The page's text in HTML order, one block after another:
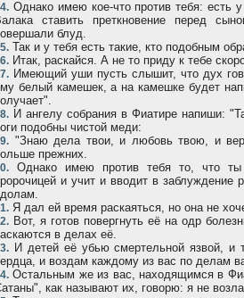
Однако имею кое-что против тебя: есть
ставить преткновение перед
блуд.
Так и у тебя есть такие, кто подобным
Итак, раскайся. А не то приду к тебе
Имеющий уши пусть слышит, что дух
белый камешек, а на камешке будет
И ангелу собрания в Фиатире напиши:
подобны чистой меди:
"Знаю дела твои, и любовь твою, и
прежних.
Однако имею против тебя то, что ты
и учит и вводит в
Я дал ей время раскаяться, но она не
Вот, я готов повергнуть её на одр
в делах её.
И детей её убью смертельной язвой, и
и воздам каждому из вас по делам
Остальным же из вас, находящимся в
как называют их, говорю: я не